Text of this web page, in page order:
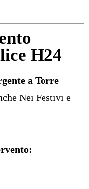
H24
a Torre
Nei Festivi e